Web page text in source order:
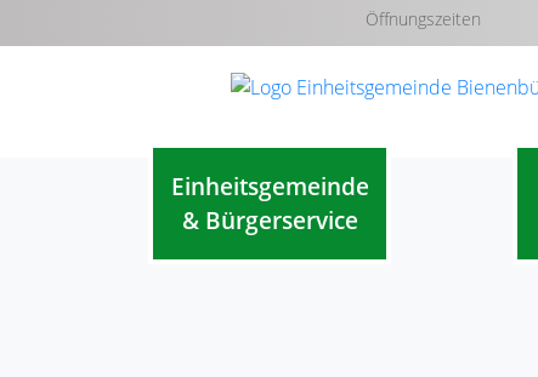
Öffnungszeiten
Einheitsgemeinde
& Bürgerservice